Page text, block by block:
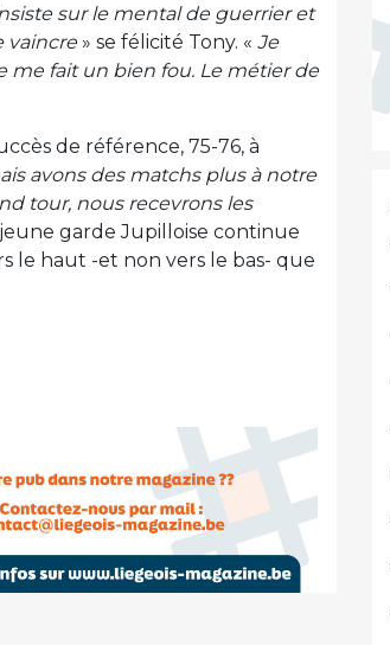
sur le mental de guerrier et
vaincre» se félicité Tony. « Je
me fait un bien fou. Le métier de
de référence, 75-76, à
avons des matchs plus à notre
tour, nous recevrons les
jeune garde Jupilloise continue
le haut -et non vers le bas- que